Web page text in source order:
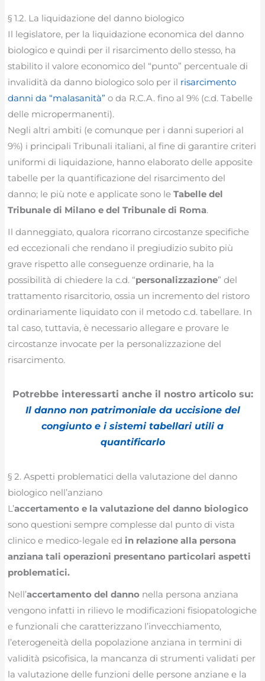
§ 1.2. La liquidazione del danno biologico
Il legislatore, per la liquidazione economica del danno
biologico e quindi per il risarcimento dello stesso, ha
stabilito il valore economico del “punto” percentuale di
invalidità da danno biologico solo per il risarcimento
danni da “malasanità” o da R.C.A. fino al 9% (c.d. Tabelle
delle micropermanenti).
Negli altri ambiti (e comunque per i danni superiori al
9%) i principali Tribunali italiani, al fine di garantire criteri
uniformi di liquidazione, hanno elaborato delle apposite
tabelle per la quantificazione del risarcimento del
danno; le più note e applicate sono leTabelle del
Tribunale di Milano e del Tribunale di Roma.
Il danneggiato, qualora ricorrano circostanze specifiche
ed eccezionali che rendano il pregiudizio subito più
grave rispetto alle conseguenze ordinarie, ha la
possibilità di chiedere la c.d. “personalizzazione” del
trattamento risarcitorio, ossia un incremento del ristoro
ordinariamente liquidato con il metodo c.d. tabellare. In
tal caso, tuttavia, è necessario allegare e provare le
circostanze invocate per la personalizzazione del
risarcimento.
Potrebbe interessarti anche il nostro articolo su:
Il danno non patrimoniale da uccisione del
congiunto e i sistemi tabellari utili a
quantificarlo
§ 2. Aspetti problematici della valutazione del danno
biologico nell’anziano
L’accertamento e la valutazione del danno biologico
sono questioni sempre complesse dal punto di vista
clinico e medico-legale ed in relazione alla persona
anziana tali operazioni presentano particolari aspetti
problematici.
Nell’accertamento del danno nella persona anziana
vengono infatti in rilievo le modificazioni fisiopatologiche
e funzionali che caratterizzano l’invecchiamento,
l’eterogeneità della popolazione anziana in termini di
validità psicofisica, la mancanza di strumenti validati per
la valutazione delle funzioni delle persone anziane e la